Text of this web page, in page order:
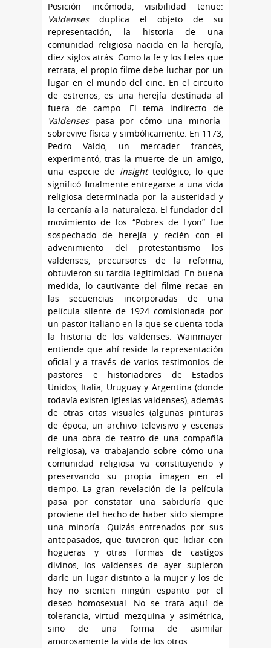
Posición incómoda, visibilidad tenue:
Valdenses duplica el objeto de su
representación, la historia de una
comunidad religiosa nacida en la herejía,
diez siglos atrás. Como la fe y los fieles que
retrata, el propio filme debe luchar por un
lugar en el mundo del cine. En el circuito
de estrenos, es una herejía destinada al
fuera de campo. El tema indirecto de
Valdensespasa por cómo una minoría
sobrevive física y simbólicamente. En 1173,
Pedro Valdo, un mercader francés,
experimentó, tras la muerte de un amigo,
una especie de insight teológico, lo que
significó finalmente entregarse a una vida
religiosa determinada por la austeridad y
la cercanía a la naturaleza. El fundador del
movimiento de los “Pobres de Lyon” fue
sospechado de herejía y recién con el
advenimiento del protestantismo los
valdenses, precursores de la reforma,
obtuvieron su tardía legitimidad. En buena
medida, lo cautivante del filme recae en
las secuencias incorporadas de una
película silente de 1924 comisionada por
un pastor italiano en la que se cuenta toda
la historia de los valdenses. Wainmayer
entiende que ahí reside la representación
oficial y a través de varios testimonios de
pastores e historiadores de Estados
Unidos, Italia, Uruguay y Argentina (donde
todavía existen iglesias valdenses), además
de otras citas visuales (algunas pinturas
de época, un archivo televisivo y escenas
de una obra de teatro de una compañía
religiosa), va trabajando sobre cómo una
comunidad religiosa va constituyendo y
preservando su propia imagen en el
tiempo. La gran revelación de la película
pasa por constatar una sabiduría que
proviene del hecho de haber sido siempre
una minoría. Quizás entrenados por sus
antepasados, que tuvieron que lidiar con
hogueras y otras formas de castigos
divinos, los valdenses de ayer supieron
darle un lugar distinto a la mujer y los de
hoy no sienten ningún espanto por el
deseo homosexual. No se trata aquí de
tolerancia, virtud mezquina y asimétrica,
sino de una forma de asimilar
amorosamente la vida de los otros.